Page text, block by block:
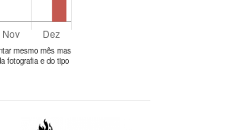
mesmo mês mas
fotografia e do tipo